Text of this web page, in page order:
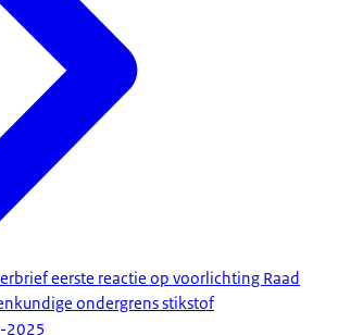
eerste reactie op voorlichting Raad
ondergrens stikstof
2025